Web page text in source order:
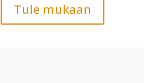
Tule mukaan